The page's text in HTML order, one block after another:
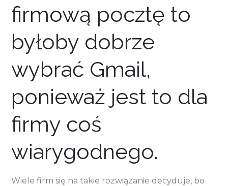
firmową pocztę to
byłoby dobrze
wybrać Gmail,
ponieważ jest to dla
firmy coś
wiarygodnego.
Wiele firm się na takie rozwiązanie decyduje, bo